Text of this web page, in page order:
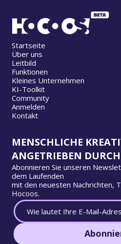
Startseite
Über uns
Leitbild
Funktionen
Kleines Unternehmen
KI-Toolkit
Community
Anmelden
Kontakt
MENSCHLICHE
ANGETRIEBEN
Abonnieren Sie unseren
dem Laufenden
mit den neuesten Nachrichten,
Hocoos.